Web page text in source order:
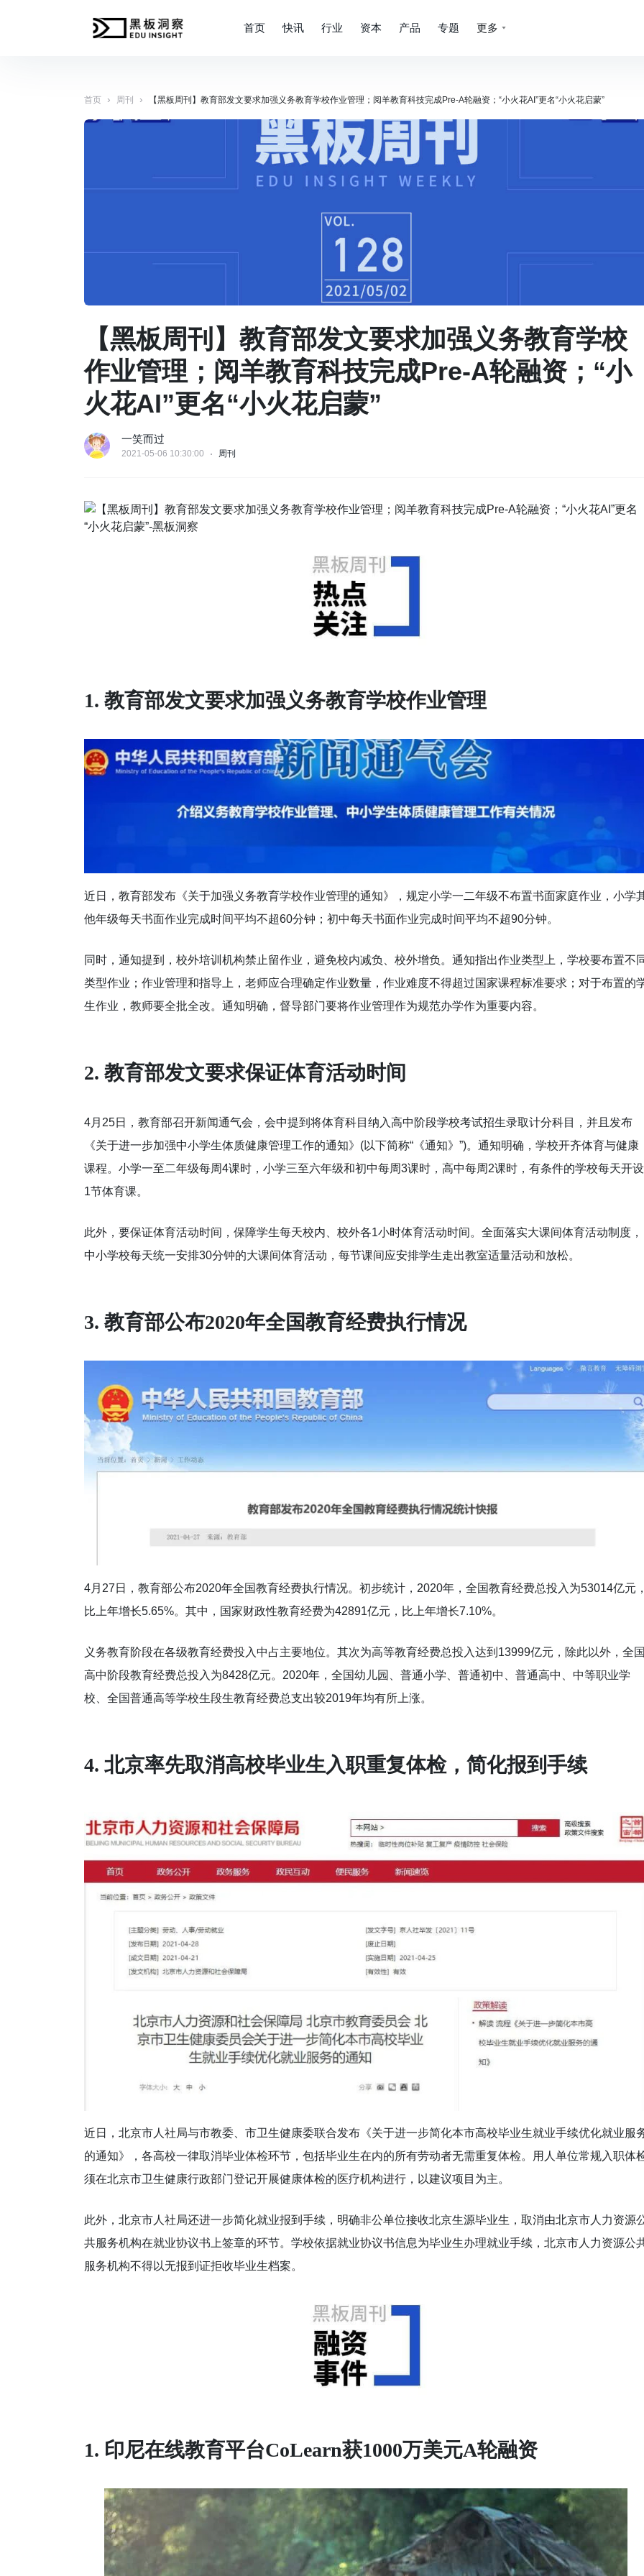
首页 快讯 行业 资本 产品 专题 更多
首页 › 周刊 › 【黑板周刊】教育部发文要求加强义务教育学校作业管理；阅羊教育科技完成Pre-A轮融资；“小火花AI”更名“小火花启蒙”
【黑板周刊】教育部发文要求加强义务教育学校
作业管理；阅羊教育科技完成Pre-A轮融资；“小
火花AI”更名“小火花启蒙”
一笑而过
2021-05-06 10:30:00 周刊
1. 教育部发文要求加强义务教育学校作业管理
近日，教育部发布《关于加强义务教育学校作业管理的通知》，规定小学一二年级不布置书面家庭作业，小学
他年级每天书面作业完成时间平均不超60分钟；初中每天书面作业完成时间平均不超90分钟。
同时，通知提到，校外培训机构禁止留作业，避免校内减负、校外增负。通知指出作业类型上，学校要布置不
类型作业；作业管理和指导上，老师应合理确定作业数量，作业难度不得超过国家课程标准要求；对于布置的
生作业，教师要全批全改。通知明确，督导部门要将作业管理作为规范办学作为重要内容。
2. 教育部发文要求保证体育活动时间
4月25日，教育部召开新闻通气会，会中提到将体育科目纳入高中阶段学校考试招生录取计分科目，并且发布
《关于进一步加强中小学生体质健康管理工作的通知》(以下简称“《通知》”)。通知明确，学校开齐体育与健康
课程。小学一至二年级每周4课时，小学三至六年级和初中每周3课时，高中每周2课时，有条件的学校每天开设
1节体育课。
此外，要保证体育活动时间，保障学生每天校内、校外各1小时体育活动时间。全面落实大课间体育活动制度，
中小学校每天统一安排30分钟的大课间体育活动，每节课间应安排学生走出教室适量活动和放松。
3. 教育部公布2020年全国教育经费执行情况
4月27日，教育部公布2020年全国教育经费执行情况。初步统计，2020年，全国教育经费总投入为53014亿元
比上年增长5.65%。其中，国家财政性教育经费为42891亿元，比上年增长7.10%。
义务教育阶段在各级教育经费投入中占主要地位。其次为高等教育经费总投入达到13999亿元，除此以外，全
高中阶段教育经费总投入为8428亿元。2020年，全国幼儿园、普通小学、普通初中、普通高中、中等职业学
校、全国普通高等学校生段生教育经费总支出较2019年均有所上涨。
4. 北京率先取消高校毕业生入职重复体检，简化报到手续
近日，北京市人社局与市教委、市卫生健康委联合发布《关于进一步简化本市高校毕业生就业手续优化就业服
的通知》，各高校一律取消毕业体检环节，包括毕业生在内的所有劳动者无需重复体检。用人单位常规入职体
须在北京市卫生健康行政部门登记开展健康体检的医疗机构进行，以建议项目为主。
此外，北京市人社局还进一步简化就业报到手续，明确非公单位接收北京生源毕业生，取消由北京市人力资源
共服务机构在就业协议书上签章的环节。学校依据就业协议书信息为毕业生办理就业手续，北京市人力资源公
服务机构不得以无报到证拒收毕业生档案。
1. 印尼在线教育平台CoLearn获1000万美元A轮融资